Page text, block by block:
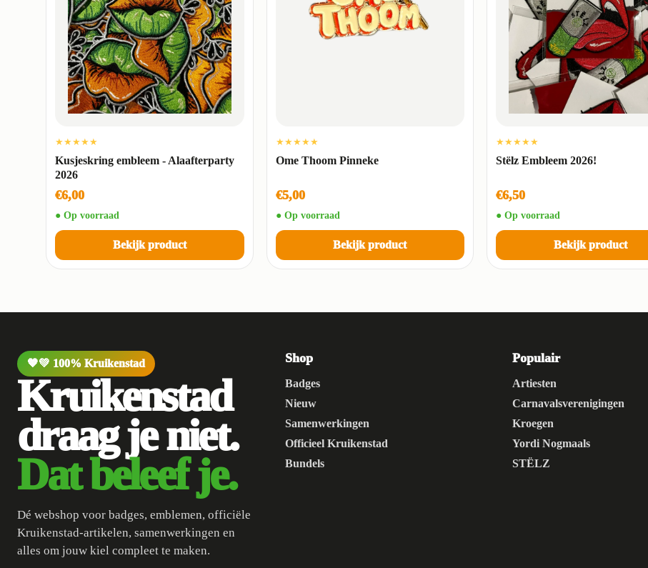
★★★★★
Kusjeskring embleem - Alaafterparty
2026
€6,00
● Op voorraad
Bekijk product
★★★★★
Ome Thoom Pinneke
€5,00
● Op voorraad
Bekijk product
★★★★★
Stëlz Embleem 2026!
€6,50
● Op voorraad
Bekijk product
🧡💚 100% Kruikenstad
Kruikenstad
draag je niet.
Dat beleef je.
Dé webshop voor badges, emblemen, officiële
Kruikenstad-artikelen, samenwerkingen en
alles om jouw kiel compleet te maken.
Shop
Badges
Nieuw
Samenwerkingen
Officieel Kruikenstad
Bundels
Populair
Artiesten
Carnavalsverenigingen
Kroegen
Yordi Nogmaals
STËLZ